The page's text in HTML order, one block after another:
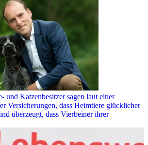
und Katzenbesitzer sagen laut einer
Versicherungen, dass Heimtiere glücklicher
überzeugt, dass Vierbeiner ihrer